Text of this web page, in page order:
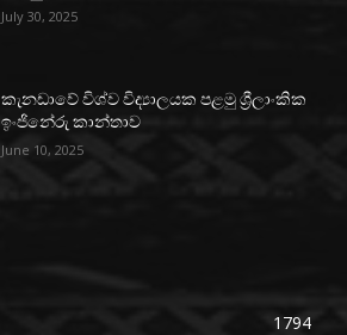
July 30, 2025
කැනඩාවේ විශ්ව විද්‍යාලයක පළමු ශ්‍රීලාංකික
ඉංජිනේරු කාන්තාව
June 10, 2025
1794